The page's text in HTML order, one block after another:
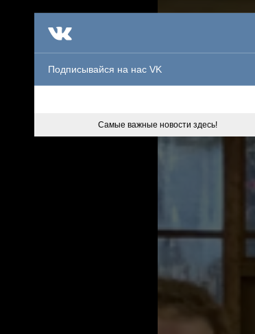
Подписывайся на нас VK
Самые важные новости здесь!